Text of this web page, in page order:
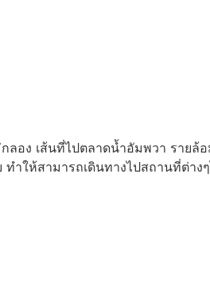
อง เส้นที่ไปตลาดน้ำอัมพวา รายล้
ำให้สามารถเดินทางไปสถานที่ต่าง